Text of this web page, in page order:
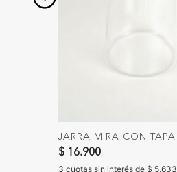
JARRA MIRA CON TAPA
$ 16.900
3 cuotas sin interés de $ 5.633